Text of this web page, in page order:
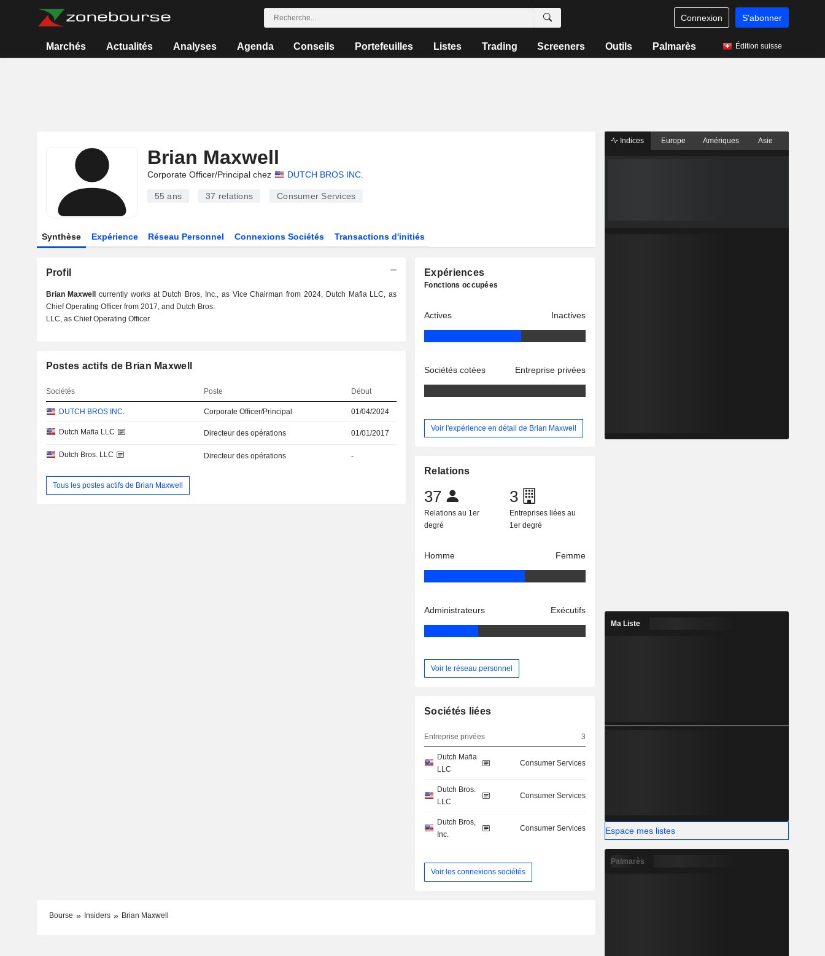
Connexion S'abonner
Marchés Actualités Analyses Agenda Conseils Portefeuilles Listes Trading Screeners Outils Palmarès Édition suisse
Brian Maxwell
Corporate Officer/Principal chez DUTCH BROS INC.
55 ans 37 relations Consumer Services
Synthèse Expérience Réseau Personnel Connexions Sociétés Transactions d'initiés
Profil
Brian Maxwell
currently works at Dutch Bros, Inc., as Vice Chairman from 2024, Dutch Mafia LLC, as
Chief Operating Officer from 2017, and Dutch Bros.
LLC, as Chief Operating Officer.
Postes actifs de Brian Maxwell
Sociétés Poste Début
DUTCH BROS INC. Corporate Officer/Principal 01/04/2024
Dutch Mafia LLC Directeur des opérations 01/01/2017
Dutch Bros. LLC Directeur des opérations -
Tous les postes actifs de Brian Maxwell
Expériences
Fonctions occupées
Actives Inactives
Sociétés cotées Entreprise privées
Voir l'expérience en détail de Brian Maxwell
Relations
37
Relations au 1er
degré
3
Entreprises liées au
1er degré
Homme Femme
Administrateurs Exécutifs
Voir le réseau personnel
Sociétés liées
Entreprise privées 3
Dutch Mafia
LLC
Consumer Services
Dutch Bros.
LLC
Consumer Services
Dutch Bros,
Inc.
Consumer Services
Voir les connexions sociétés
Bourse Insiders Brian Maxwell
Indices Europe Amériques Asie
Ma Liste
Espace mes listes
Palmarès